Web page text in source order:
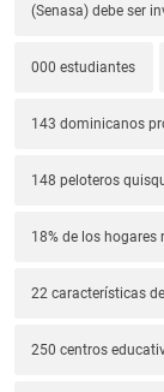
(Senasa) debe ser
000 estudiantes
143 dominicanos
148 peloteros
18% de los hogares
22 características
250 centros